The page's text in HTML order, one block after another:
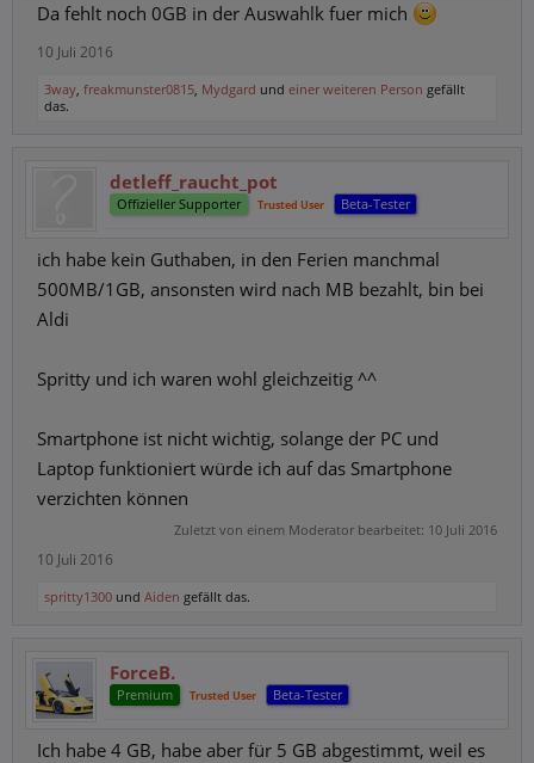
Da fehlt noch 0GB in der Auswahlk fuer mich
10 Juli 2016
3way, freakmunster0815, Mydgard und einer weiteren Person gefällt
das.
detleff_raucht_pot
Offizieller Supporter Trusted User Beta-Tester
ich habe kein Guthaben, in den Ferien manchmal
500MB/1GB, ansonsten wird nach MB bezahlt, bin bei
Aldi
Spritty und ich waren wohl gleichzeitig ^^
Smartphone ist nicht wichtig, solange der PC und
Laptop funktioniert würde ich auf das Smartphone
verzichten können
Zuletzt von einem Moderator bearbeitet: 10 Juli 2016
10 Juli 2016
spritty1300 und Aiden gefällt das.
ForceB.
Premium Trusted User Beta-Tester
Ich habe 4 GB, habe aber für 5 GB abgestimmt, weil es